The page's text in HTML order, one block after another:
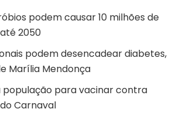
podem causar 10 milhões de
2050
podem desencadear diabetes,
Marília Mendonça
população para vacinar contra
Carnaval